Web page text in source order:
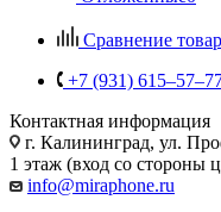
Сравнение
+7 (931)
Контактная информация
г. Калининград, ул.
1 этаж (вход со стороны
info@miraphone.ru